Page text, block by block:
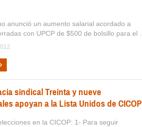
anunció un aumento salarial acordado a
con UPCP de $500 de bolsillo para el ...
sindical Treinta y nueve
apoyan a la Lista Unidos de CICOP
en la CICOP: 1- Para seguir